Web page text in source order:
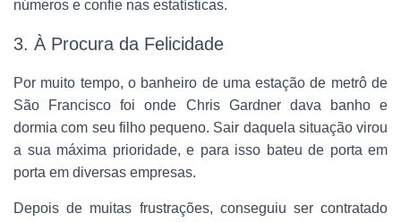
números e confie nas estatísticas.
3. À Procura da Felicidade
Por muito tempo, o banheiro de uma estação de metrô de
São Francisco foi onde Chris Gardner dava banho e
dormia com seu filho pequeno. Sair daquela situação virou
a sua máxima prioridade, e para isso bateu de porta em
porta em diversas empresas.
Depois de muitas frustrações, conseguiu ser contratado